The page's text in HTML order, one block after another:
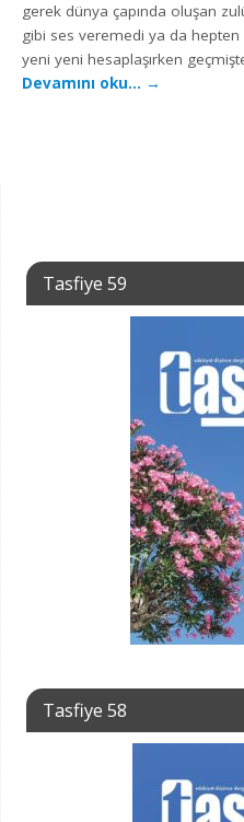
gerek dünya çapında oluşan
gibi ses veremedi ya da hepten
yeni yeni hesaplaşırken
Devamını oku… →
Tasfiye 59
Tasfiye 58